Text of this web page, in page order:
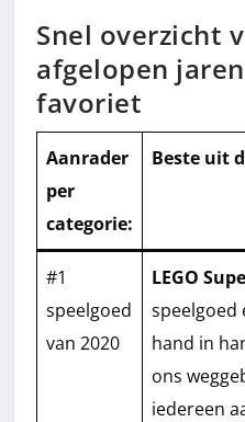
Snel overzicht
afgelopen
favoriet
Aanrader
per
categorie:
Beste uit
#1
speelgoed
van 2020
LEGO
speelgoed
hand in
ons
iedereen